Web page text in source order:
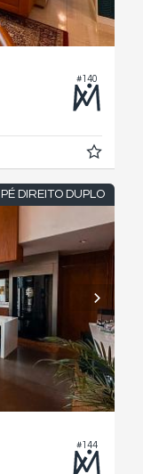
#140
PÉ DIREITO DUPLO
#144